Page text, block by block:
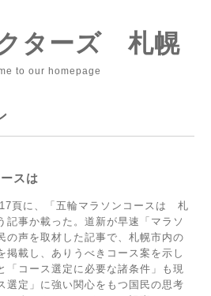
ターズ 札幌
to our homepage
スは
頁に、「五輪マラソンコースは 札
事か載った。道新が早速「マラソ
の声を取材した記事で、札幌市内の
掲載し、ありうべきコース案を示し
「コース選定に必要な諸条件」も現
選定」に強い関心をもつ国民の思考